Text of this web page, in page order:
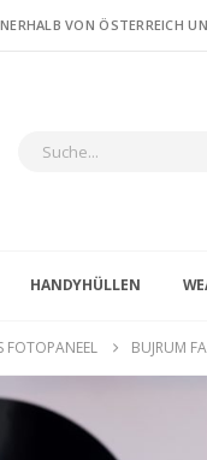
VON ÖSTERREICH
HANDYHÜLLEN
FOTOPANEEL BUJRUM